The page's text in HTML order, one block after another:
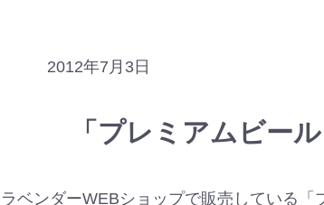
2012年7月3日
「プレミアムビー
ラベンダーWEBショップで販売している